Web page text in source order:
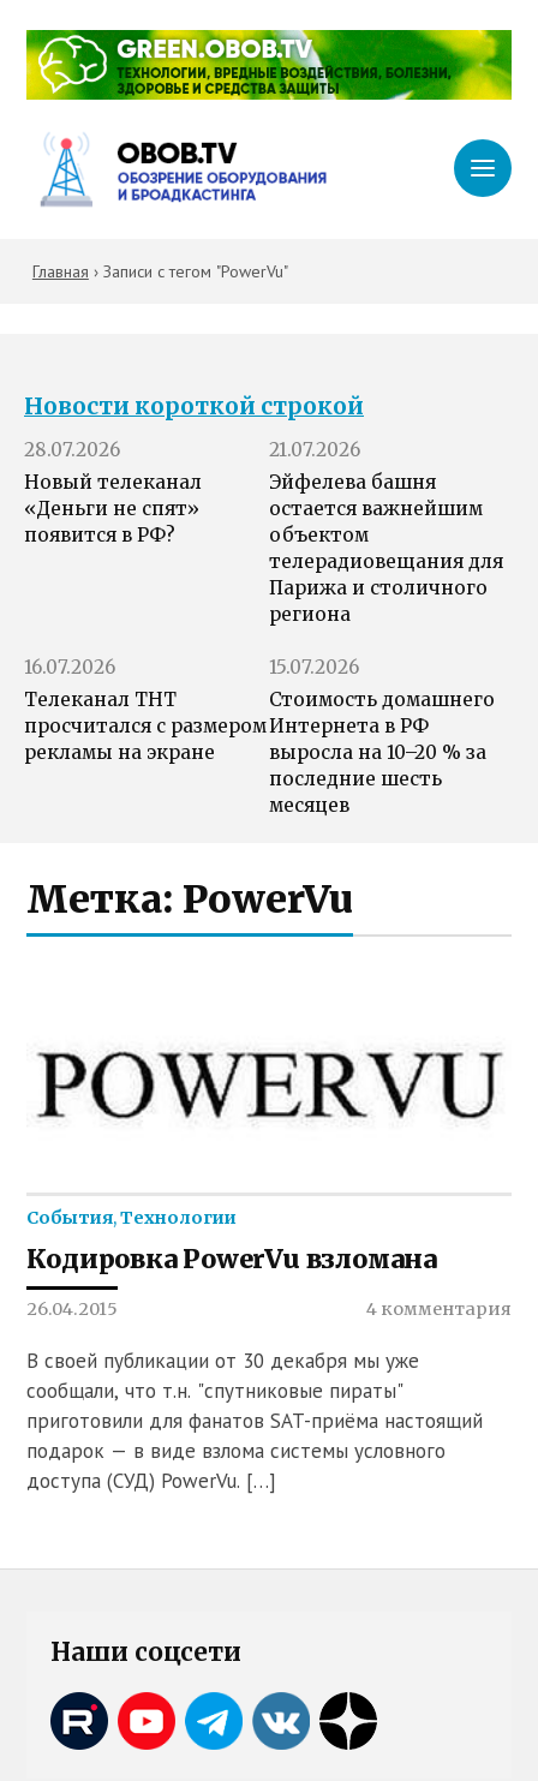
Главная › Записи с тегом "PowerVu"
Новости короткой строкой
28.07.2026
Новый телеканал
«Деньги не спят»
появится в РФ?
21.07.2026
Эйфелева башня
остается важнейшим
объектом
телерадиовещания для
Парижа и столичного
региона
16.07.2026
Телеканал ТНТ
просчитался с размером
рекламы на экране
15.07.2026
Стоимость домашнего
Интернета в РФ
выросла на 10–20 % за
последние шесть
месяцев
Метка: PowerVu
События,Технологии
Кодировка PowerVu взломана
26.04.2015 4 комментария
В своей публикации от 30 декабря мы уже
сообщали, что т.н. "спутниковые пираты"
приготовили для фанатов SAT-приёма настоящий
подарок — в виде взлома системы условного
доступа (СУД) PowerVu. […]
Наши соцсети